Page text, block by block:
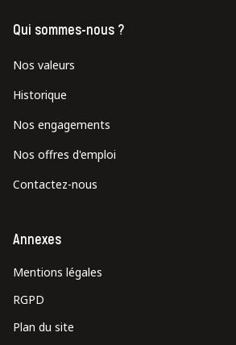
Qui sommes-nous ?
Nos valeurs
Historique
Nos engagements
Nos offres d'emploi
Contactez-nous
Annexes
Mentions légales
RGPD
Plan du site